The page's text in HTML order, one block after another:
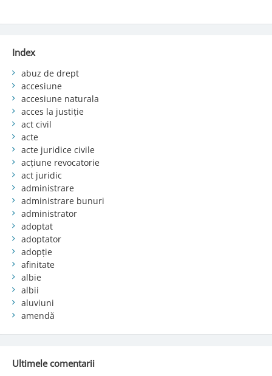
Index
abuz de drept
accesiune
accesiune naturala
acces la justiție
act civil
acte
acte juridice civile
acțiune revocatorie
act juridic
administrare
administrare bunuri
administrator
adoptat
adoptator
adopție
afinitate
albie
albii
aluviuni
amendă
Ultimele comentarii